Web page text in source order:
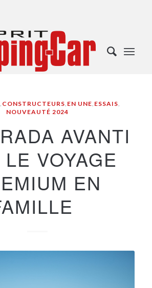
, CONSTRUCTEURS, EN UNE, ESSAIS,
NOUVEAUTÉ 2024
AVANTI
LE VOYAGE
EN